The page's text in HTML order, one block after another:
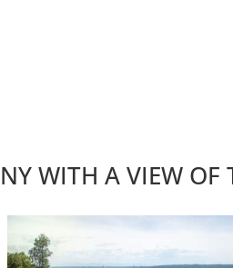
WITH A VIEW OF